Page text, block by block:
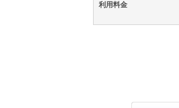
利用料金